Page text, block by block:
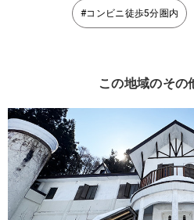
#コンビニ徒歩5分圏内
この地域のその